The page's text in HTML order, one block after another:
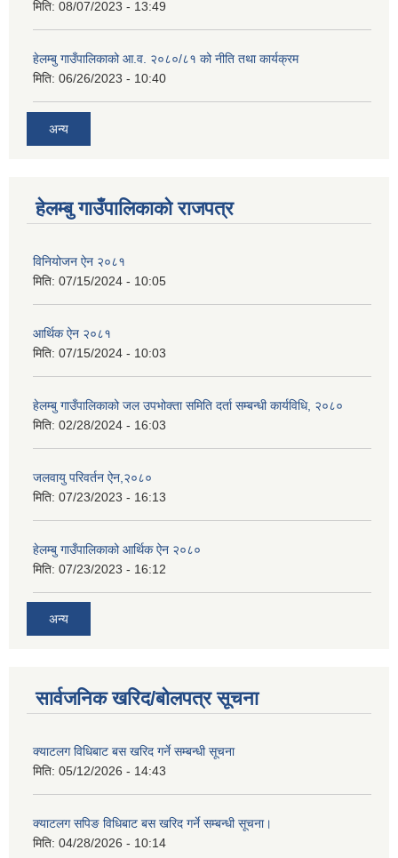
मिति: 08/07/2023 - 13:49
हेलम्बु गाउँपालिकाको आ.व. २०८०/८१ को नीति तथा कार्यक्रम
मिति: 06/26/2023 - 10:40
अन्य
हेलम्बु गाउँपालिकाको राजपत्र
विनियोजन ऐन २०८१
मिति: 07/15/2024 - 10:05
आर्थिक ऐन २०८१
मिति: 07/15/2024 - 10:03
हेलम्बु गाउँपालिकाको जल उपभोक्ता समिति दर्ता सम्बन्धी कार्यविधि, २०८०
मिति: 02/28/2024 - 16:03
जलवायु परिवर्तन ऐन,२०८०
मिति: 07/23/2023 - 16:13
हेलम्बु गाउँपालिकाको आर्थिक ऐन २०८०
मिति: 07/23/2023 - 16:12
अन्य
सार्वजनिक खरिद/बोलपत्र सूचना
क्याटलग विधिबाट बस खरिद गर्ने सम्बन्धी सूचना
मिति: 05/12/2026 - 14:43
क्याटलग सपिङ विधिबाट बस खरिद गर्ने सम्बन्धी सूचना।
मिति: 04/28/2026 - 10:14